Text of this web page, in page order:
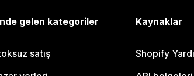
gelen kategoriler
satış
Kaynaklar
Shopify